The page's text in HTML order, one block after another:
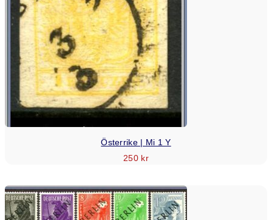
Österrike | Mi 1 Y
250 kr